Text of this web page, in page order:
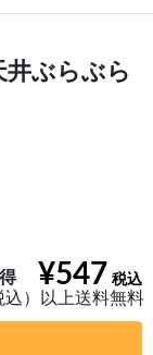
井ぶらぶら
¥547
込）以上送料無料